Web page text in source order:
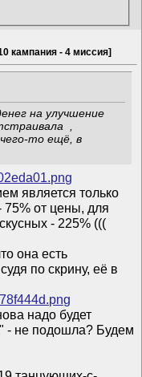
кампания - 4 миссия]
на улучшение
,
то ещё, в
является только
от цены, для
- 225% (((
она есть
по скрину, её в
надо будет
- не подошла? Будем